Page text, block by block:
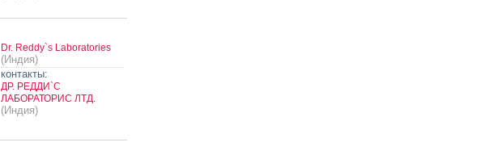
Dr. Reddy`s Laboratories
(Индия)
контакты:
ДР. РЕДДИ`С
ЛАБОРАТОРИС ЛТД.
(Индия)